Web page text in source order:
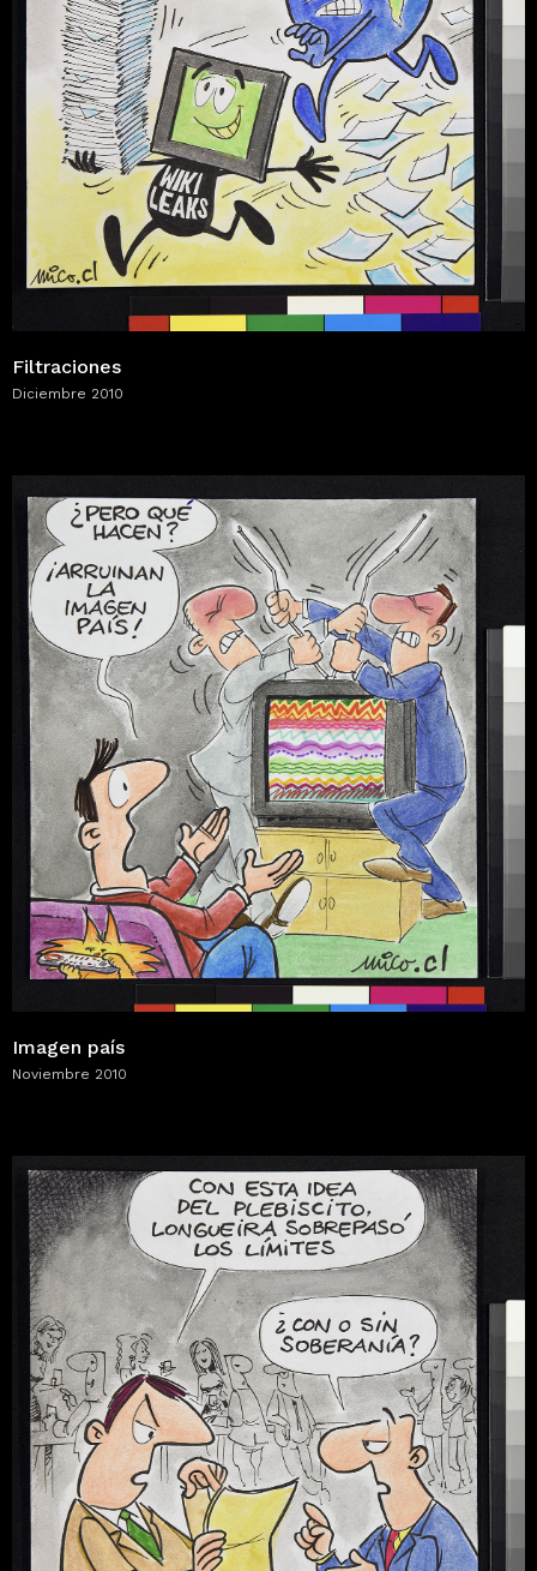
Filtraciones
Diciembre 2010
Imagen país
Noviembre 2010